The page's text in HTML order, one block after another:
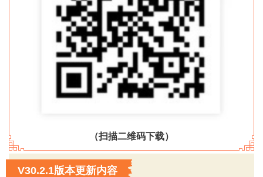
（扫描二维码下载）
V30.2.1版本更新内容